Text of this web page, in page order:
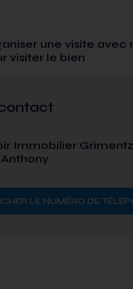
une visite avec
visiter le bien
Immobilier Grimentz
Anthony
LE NUMÉRO DE